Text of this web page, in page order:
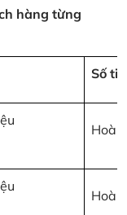
hàng từng
Số